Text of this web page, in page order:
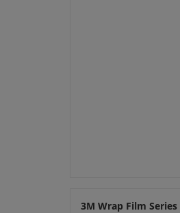
3M Wrap Film Series